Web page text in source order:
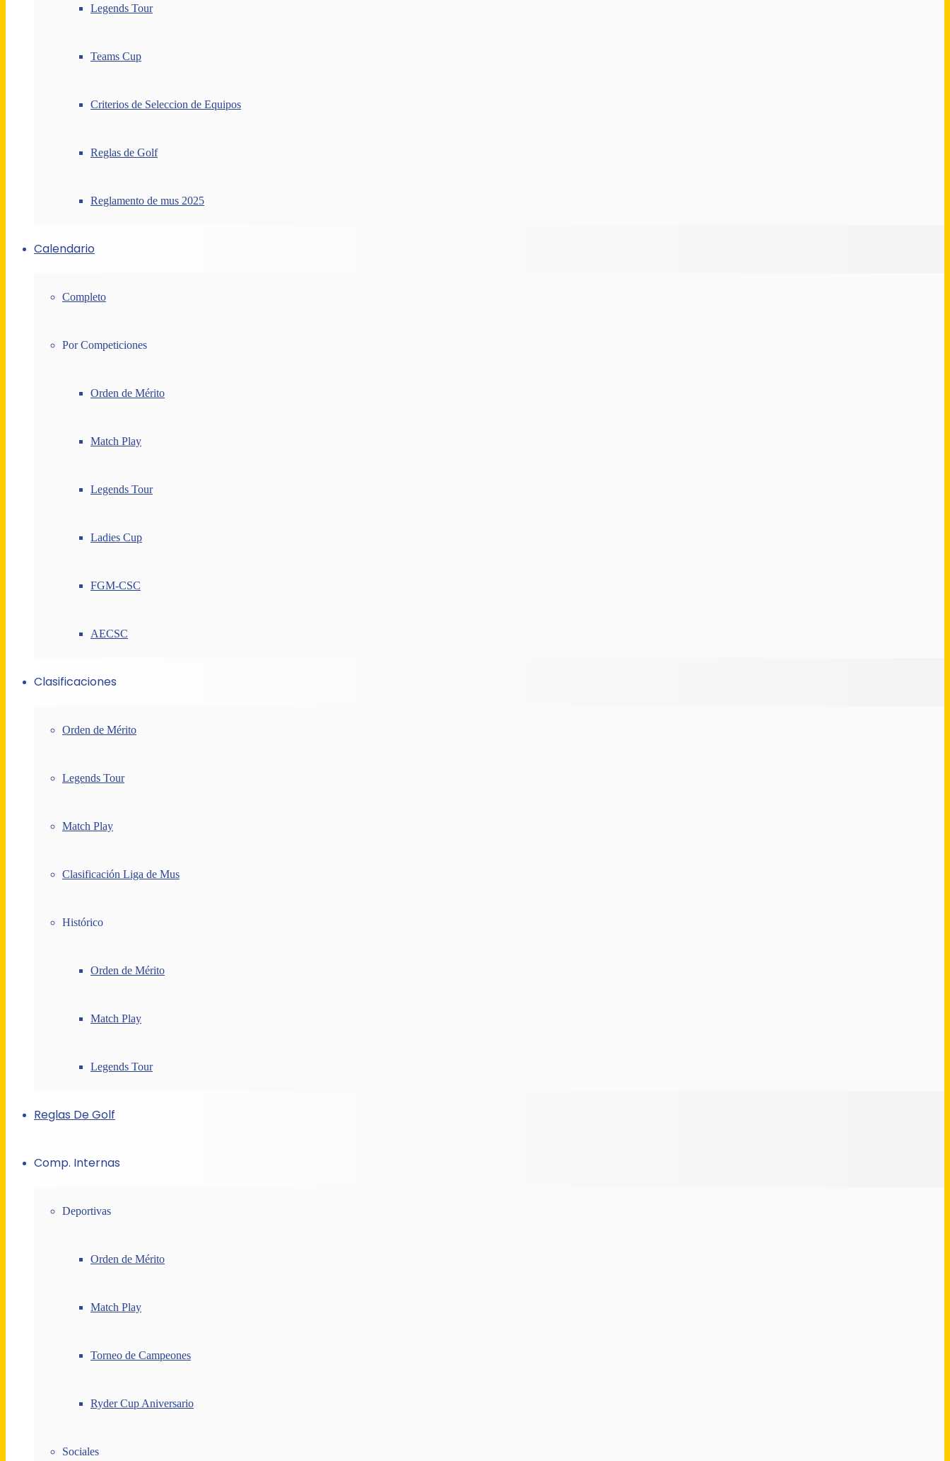
Legends Tour
Teams Cup
Criterios de Seleccion de Equipos
Reglas de Golf
Reglamento de mus 2025
Calendario
Completo
Por Competiciones
Orden de Mérito
Match Play
Legends Tour
Ladies Cup
FGM-CSC
AECSC
Clasificaciones
Orden de Mérito
Legends Tour
Match Play
Clasificación Liga de Mus
Histórico
Orden de Mérito
Match Play
Legends Tour
Reglas De Golf
Comp. Internas
Deportivas
Orden de Mérito
Match Play
Torneo de Campeones
Ryder Cup Aniversario
Sociales